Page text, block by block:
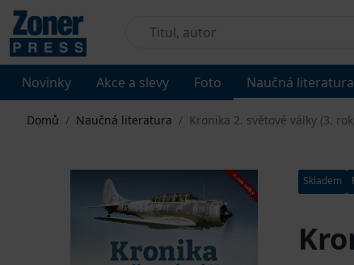
Novinky Akce a slevy Foto Naučná literatura
Domů / Naučná literatura / Kronika 2. světové války (3.
Skladem